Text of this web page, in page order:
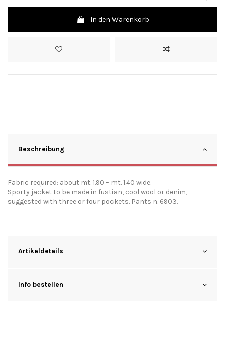
In den Warenkorb
Beschreibung
Fabric required: about mt. 1.90 – mt. 1.40 wide.
Sporty jacket to be made in fustian, cool wool or denim,
suggested with three or four pockets. Pants n. 6903.
Artikeldetails
Info bestellen